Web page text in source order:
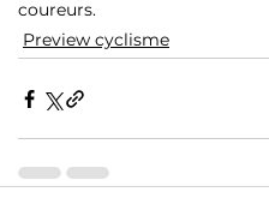
coureurs.
Preview cyclisme